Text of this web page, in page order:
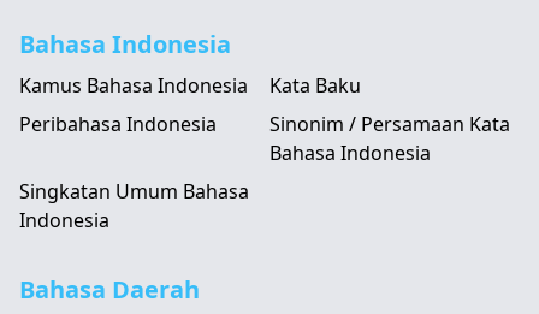
Bahasa Indonesia
Kamus Bahasa Indonesia
Kata Baku
Peribahasa Indonesia
Sinonim / Persamaan Kata
Bahasa Indonesia
Singkatan Umum Bahasa
Indonesia
Bahasa Daerah